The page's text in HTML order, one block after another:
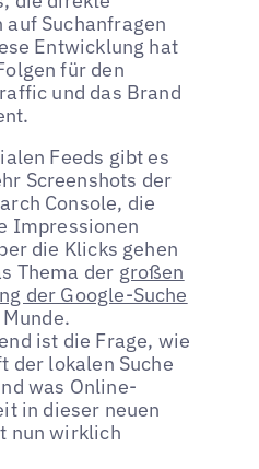
Suchanfragen
Entwicklung hat
für den
und das Brand
Feeds gibt es
Screenshots der
Console, die
Impressionen
die Klicks gehen
Thema der großen
der Google-Suche
ist die Frage, wie
der lokalen Suche
was Online-
in dieser neuen
nun wirklich